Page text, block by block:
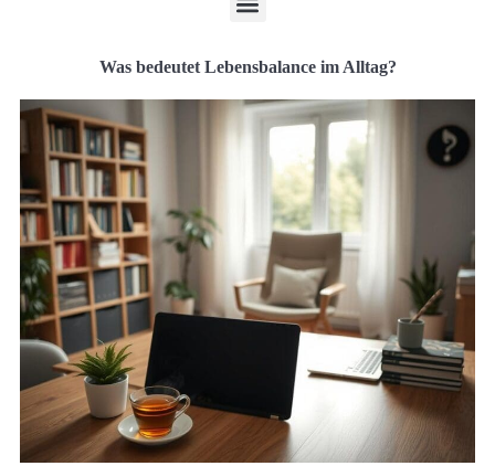
Was bedeutet Lebensbalance im Alltag?